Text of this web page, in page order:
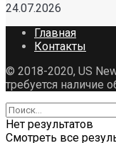
24.07.2026
Главная
Контакты
© 2018-2020, US
требуется наличие
Нет результатов
Смотреть все